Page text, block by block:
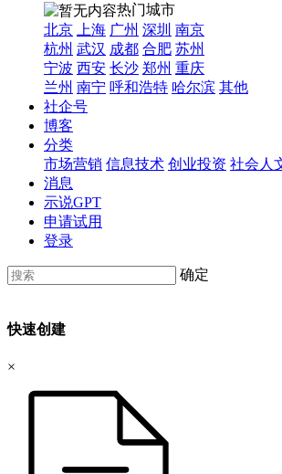
热门城市
北京
上海 广州 深圳 南京
杭州 武汉 成都 合肥 苏州
宁波 西安 长沙 郑州 重庆
兰州 南宁 呼和浩特 哈尔滨 其他
社企号
博客
分类
市场营销 信息技术 创业投资 社会人
消息
示说GPT
申请试用
登录
确定
快速创建
×